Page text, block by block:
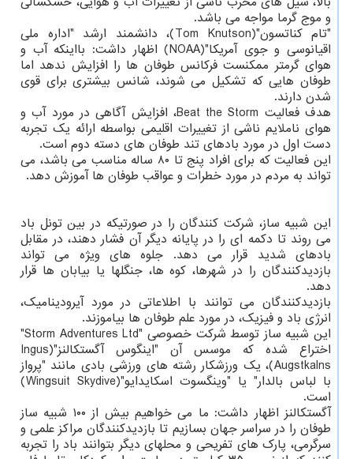
و موج گرما مواجه می باشد.
"تام کناتسون"(Tom Knutson)، دانشمند ارشد "اداره ملی
اقیانوسی و جوی آمریکا"(NOAA) اظهار داشت: بااینکه آب و
هوای گرمتر ممکنست فرکانس طوفان ها را افزایش ندهد اما
طوفان هایی که تشکیل می شوند، شانس بیشتری برای قوی
شدن دارند.
هدف فعالیت Beat the Storm، افزایش آگاهی در مورد آب و
هوای ناملایم ناشی از تغییرات اقلیمی بواسطه ارائه یک تجربه
دست اول در مورد بادهای تند طوفان های دسته دوم است.
این فعالیت که برای افراد پنج تا ۸۰ ساله مناسب می باشد، می
تواند به مردم در مورد خطرات و عواقب طوفان ها آموزش دهد.
این شبیه ساز، شرکت کنندگان را در صورتیکه در بین تونل باد
می روند تا دکمه ای را در پایانه دیگر آن فشار دهند، در مقابل
بادهای شدید قرار می دهد. جلوه های ویژه می تواند
بازدیدکنندگان را در شهرها، کوه ها، جنگلها یا بیابان ها قرار
دهد.
بازدیدکنندگان می توانند با اطلاعاتی در مورد آیرودینامیک،
انرژی باد و فیزیک، در مورد علم طوفان ها بیاموزند.
این شبیه ساز توسط شرکت خصوصی "Storm Adventures Ltd"
اختراع شده که موسس آن "اینگوس آگستکالنز"(Ingus
Augstkalns)، یک ورزشکار رشته های ورزشی بادی مانند "پرواز
با لباس بالدار" یا "وینگسوت اسکایدایو"(Wingsuit Skydive)
است.
آگستکالنز اظهار داشت: ما می خواهیم بیش از ۱۰۰ شبیه ساز
طوفان را در سراسر جهان بسازیم تا بازدیدکنندگان مراکز علمی و
سرگرمی، پارک های تفریحی و محلهای دیگر بتوانند باد را تجربه